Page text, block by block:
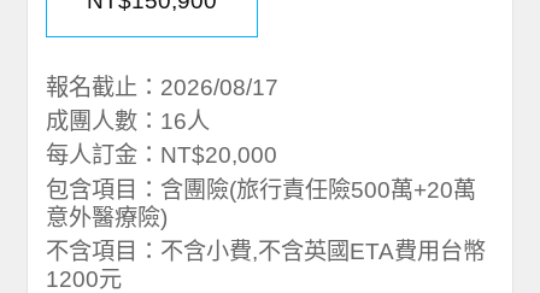
報名截止：2026/08/17
成團人數：16人
每人訂金：NT$20,000
包含項目：含團險(旅行責任險500萬+20萬
意外醫療險)
不含項目：不含小費,不含英國ETA費用台幣
1200元